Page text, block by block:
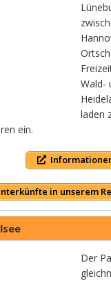
Wald-
laden
ein.
in unserem
Der